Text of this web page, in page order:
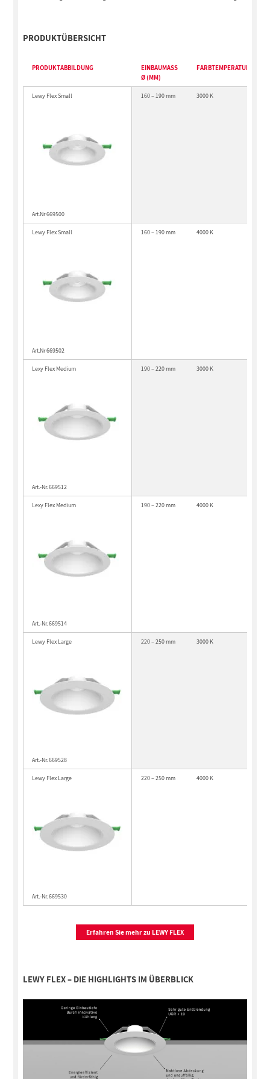
PRODUKTÜBERSICHT
PRODUKTABBILDUNG
EINBAUMASS Ø
(MM)
FARBTEMPERATUR
Lewy Flex Small
Art.Nr 669500
160 – 190 mm 3000 K
Lewy Flex Small
Art.Nr 669502
160 – 190 mm 4000 K
Lexy Flex Medium
Art.-Nr. 669512
190 – 220 mm 3000 K
Lexy Flex Medium
Art.-Nr. 669514
190 – 220 mm 4000 K
Lewy Flex Large
Art.-Nr. 669528
220 – 250 mm 3000 K
Lewy Flex Large
Art.-Nr. 669530
220 – 250 mm 4000 K
Erfahren Sie mehr zu LEWY FLEX
LEWY FLEX – DIE HIGHLIGHTS IM ÜBERBLICK